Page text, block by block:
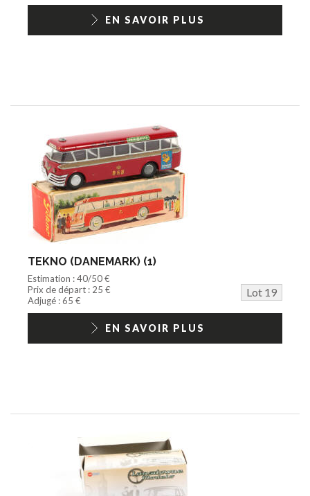
EN SAVOIR PLUS
TEKNO (DANEMARK) (1)
Estimation : 40/50 €
Prix de départ : 25 €
Lot 19
Adjugé : 65 €
EN SAVOIR PLUS